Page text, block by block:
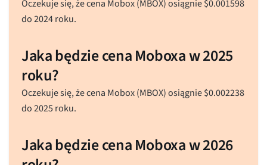
Oczekuje się, że cena Mobox (MBOX) osiągnie$0.001598
do 2024 roku.
Jaka będzie cena Moboxa w 2025
roku?
Oczekuje się, że cena Mobox (MBOX) osiągnie$0.002238
do 2025 roku.
Jaka będzie cena Moboxa w 2026